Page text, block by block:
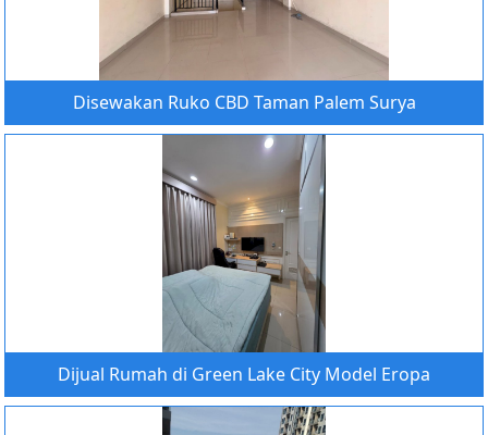
Disewakan Ruko CBD Taman Palem Surya
Dijual Rumah di Green Lake City Model Eropa